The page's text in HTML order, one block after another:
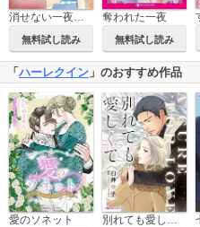
無料試し読み
奪われた一夜
無料試し読み
「ハーレクイン 」のおすすめ作品
愛のソネット